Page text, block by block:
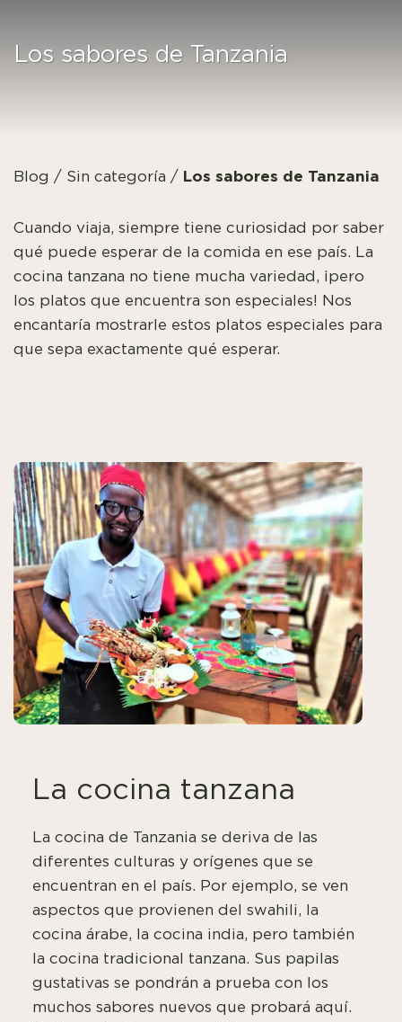
Los sabores de Tanzania
Blog / Sin categoría / Los sabores de Tanzania
Cuando viaja, siempre tiene curiosidad por saber
qué puede esperar de la comida en ese país. La
cocina tanzana no tiene mucha variedad, ¡pero
los platos que encuentra son especiales! Nos
encantaría mostrarle estos platos especiales para
que sepa exactamente qué esperar.
La cocina tanzana
La cocina de Tanzania se deriva de las
diferentes culturas y orígenes que se
encuentran en el país. Por ejemplo, se ven
aspectos que provienen del swahili, la
cocina árabe, la cocina india, pero también
la cocina tradicional tanzana. Sus papilas
gustativas se pondrán a prueba con los
muchos sabores nuevos que probará aquí.